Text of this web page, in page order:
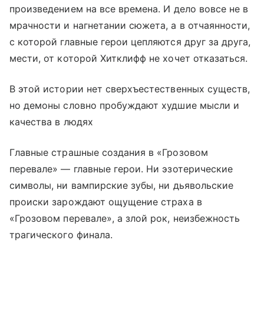
произведением на все времена. И дело вовсе не в
мрачности и нагнетании сюжета, а в отчаянности,
с которой главные герои цепляются друг за друга,
мести, от которой Хитклифф не хочет отказаться.
В этой истории нет сверхъестественных существ,
но демоны словно пробуждают худшие мысли и
качества в людях
Главные страшные создания в «Грозовом
перевале» — главные герои. Ни эзотерические
символы, ни вампирские зубы, ни дьявольские
происки зарождают ощущение страха в
«Грозовом перевале», а злой рок, неизбежность
трагического финала.